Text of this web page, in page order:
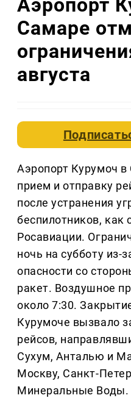
Аэропорт
Самаре
августа
Аэропорт Курумоч
прием и отправку
после устранения
беспилотников, как
Росавиации.
ночь на субботу из-
опасности со
ракет. Воздушное
около 7:30.
Курумоче вызвало
рейсов,
Сухум, Анталью и
Москву, Санкт-
Минеральные Воды.